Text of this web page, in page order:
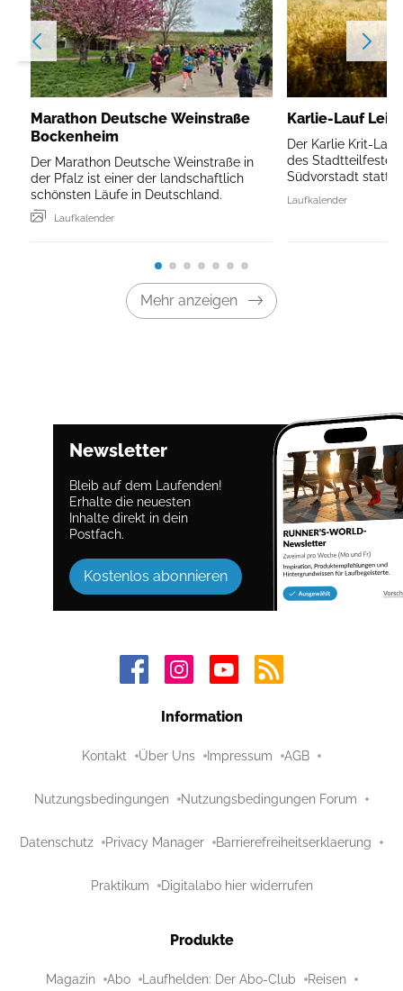
Marathon Deutsche Weinstraße
Bockenheim
Der Marathon Deutsche Weinstraße in
der Pfalz ist einer der landschaftlich
schönsten Läufe in Deutschland.
Laufkalender
Karlie-Lauf
Der Karlie Krit-
des Stadtteilfestes
Südvorstadt statt.
Laufkalender
Mehr anzeigen
Newsletter
Bleib auf dem Laufenden!
Erhalte die neuesten
Inhalte direkt in dein
Postfach.
Kostenlos abonnieren
Information
Kontakt Über Uns Impressum AGB
Nutzungsbedingungen Nutzungsbedingungen Forum
Datenschutz Privacy Manager Barrierefreiheitserklaerung
Praktikum Digitalabo hier widerrufen
Produkte
Magazin Abo Laufhelden: Der Abo-Club Reisen